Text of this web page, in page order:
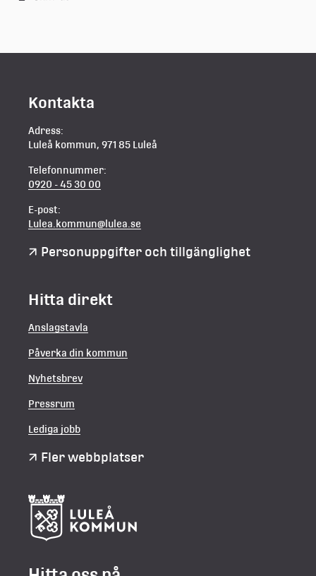
Kontakta
Adress:
Luleå kommun, 971 85 Luleå
Telefonnummer:
0920 - 45 30 00
E-post:
Lulea.kommun@lulea.se
Personuppgifter och tillgänglighet
Hitta direkt
Anslagstavla
Påverka din kommun
Nyhetsbrev
Pressrum
Lediga jobb
Fler webbplatser